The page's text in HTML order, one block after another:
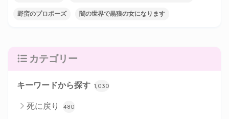
野蛮のプロポーズ 闇の世界で黒狼の女になります
カテゴリー
キーワードから探す 1,030
死に戻り 480